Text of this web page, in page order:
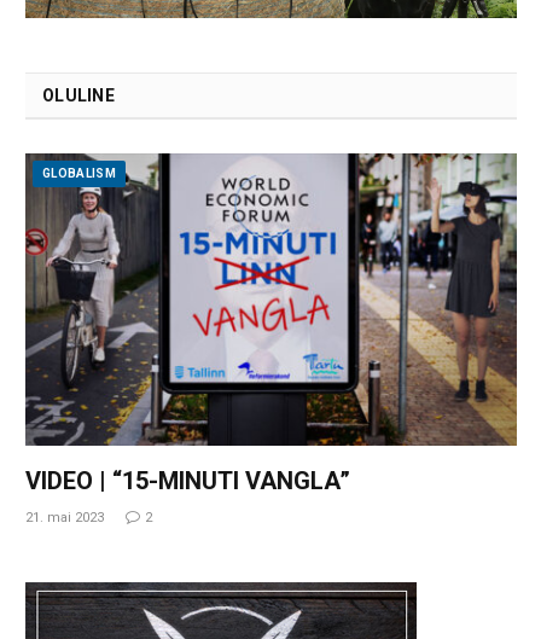
OLULINE
GLOBALISM
VIDEO | “15-MINUTI VANGLA”
21. mai 2023 2